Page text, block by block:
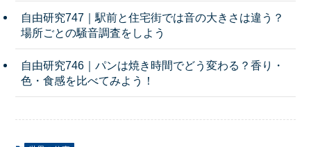
自由研究747｜駅前と住宅街では音の大きさは違う？
場所ごとの騒音調査をしよう
自由研究746｜パンは焼き時間でどう変わる？香り・
色・食感を比べてみよう！